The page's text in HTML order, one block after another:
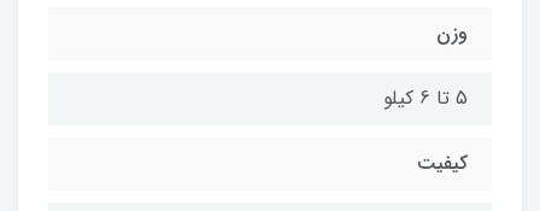
وزن
5 تا 6 کیلو
کیفیت